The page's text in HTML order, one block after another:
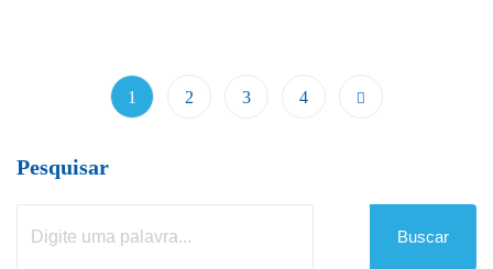
1 2 3 4
Pesquisar
Buscar